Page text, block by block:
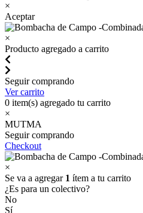
×
Aceptar
×
Producto agregado a carrito
Seguir comprando
Ver carrito
0 item(s) agregado tu carrito
×
MUTMA
Seguir comprando
Checkout
×
Se va a agregar 1 ítem a tu carrito
¿Es para un colectivo?
No
Sí